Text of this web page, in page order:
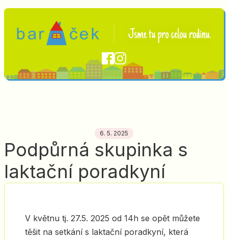
6. 5. 2025
Podpůrná skupinka s
laktační poradkyní
V květnu tj. 27.5. 2025 od 14h se opět můžete
těšit na setkání s laktační poradkyní, která